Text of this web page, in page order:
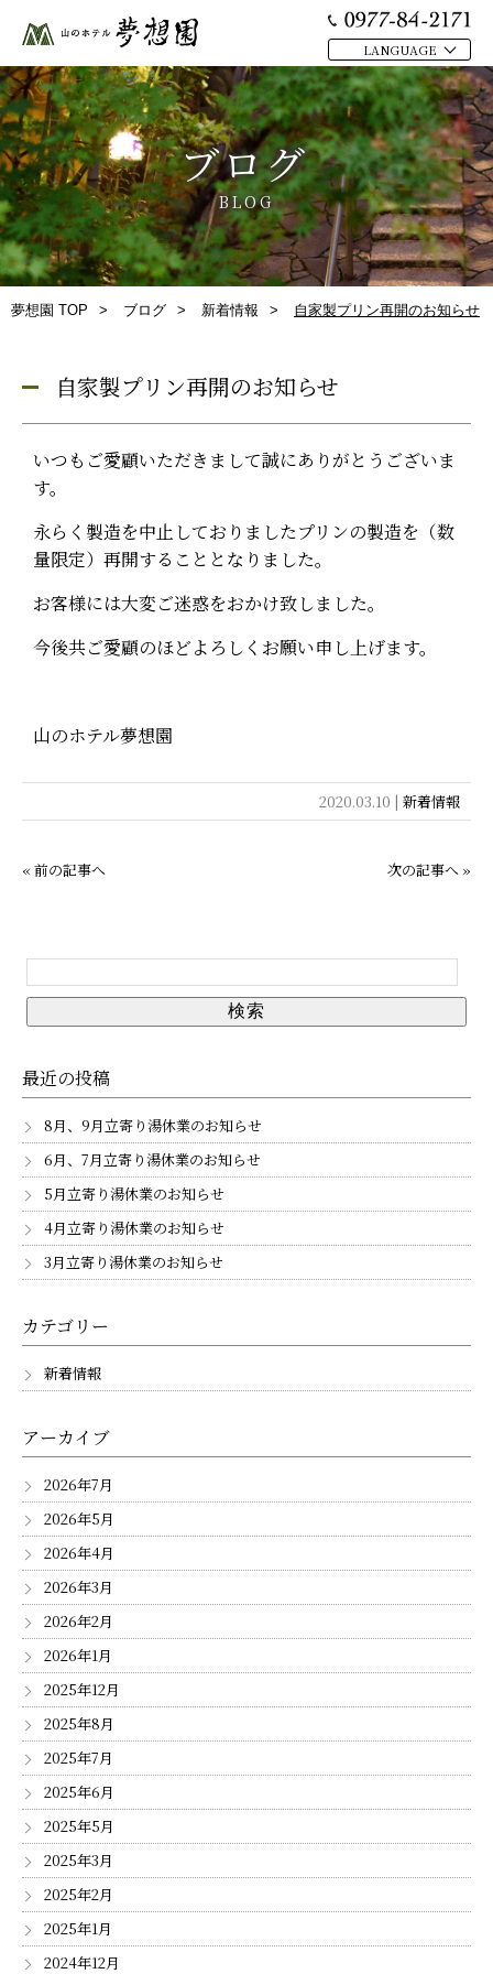
LANGUAGE
閉
じ
る
トップ
温泉
お部屋
お料理
館内施設
日帰り
交通アクセス
プライバシーポリシー
よくある質問
お問い合わせ
ブログ
BLOG
夢想園 TOP ブログ 新着情報 自家製プリン再開のお知らせ
自家製プリン再開のお知らせ
いつもご愛顧いただきまして誠にありがとうございま
す。
永らく製造を中止しておりましたプリンの製造を（数
量限定）再開することとなりました。
お客様には大変ご迷惑をおかけ致しました。
今後共ご愛顧のほどよろしくお願い申し上げます。
山のホテル夢想園
2020.03.10 | 新着情報
« 前の記事へ 次の記事へ »
最近の投稿
8月、9月立寄り湯休業のお知らせ
6月、7月立寄り湯休業のお知らせ
5月立寄り湯休業のお知らせ
4月立寄り湯休業のお知らせ
3月立寄り湯休業のお知らせ
カテゴリー
新着情報
アーカイブ
2026年7月
2026年5月
2026年4月
2026年3月
2026年2月
2026年1月
2025年12月
2025年8月
2025年7月
2025年6月
2025年5月
2025年3月
2025年2月
2025年1月
2024年12月